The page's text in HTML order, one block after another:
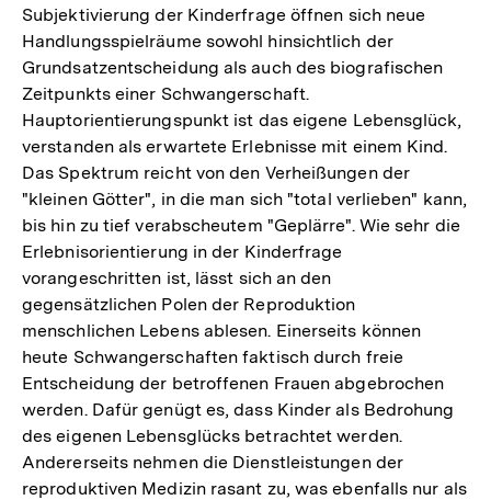
Subjektivierung der Kinderfrage öffnen sich neue
Handlungsspielräume sowohl hinsichtlich der
Grundsatzentscheidung als auch des biografischen
Zeitpunkts einer Schwangerschaft.
Hauptorientierungspunkt ist das eigene Lebensglück,
verstanden als erwartete Erlebnisse mit einem Kind.
Das Spektrum reicht von den Verheißungen der
"kleinen Götter", in die man sich "total verlieben" kann,
bis hin zu tief verabscheutem "Geplärre". Wie sehr die
Erlebnisorientierung in der Kinderfrage
vorangeschritten ist, lässt sich an den
gegensätzlichen Polen der Reproduktion
menschlichen Lebens ablesen. Einerseits können
heute Schwangerschaften faktisch durch freie
Entscheidung der betroffenen Frauen abgebrochen
werden. Dafür genügt es, dass Kinder als Bedrohung
des eigenen Lebensglücks betrachtet werden.
Andererseits nehmen die Dienstleistungen der
reproduktiven Medizin rasant zu, was ebenfalls nur als